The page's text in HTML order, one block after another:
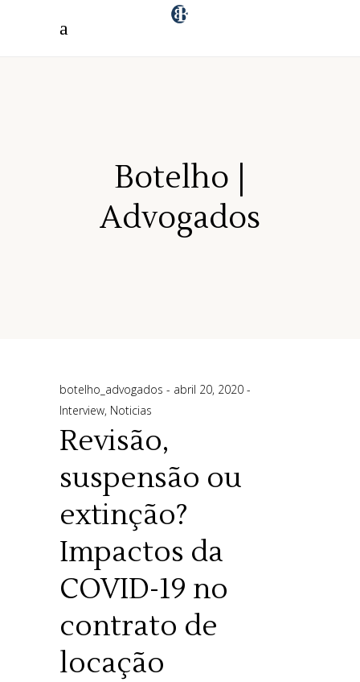
Botelho |
Advogados
botelho_advogados
abril 20, 2020
Interview, Noticias
Revisão,
suspensão ou
extinção?
Impactos da
COVID-19 no
contrato de
locação